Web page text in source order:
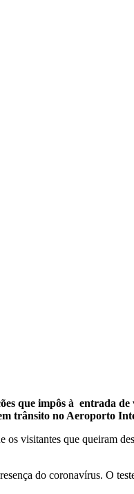
que impôs à entrada
trânsito no Aeroporto
visitantes que queiram
do coronavírus. O